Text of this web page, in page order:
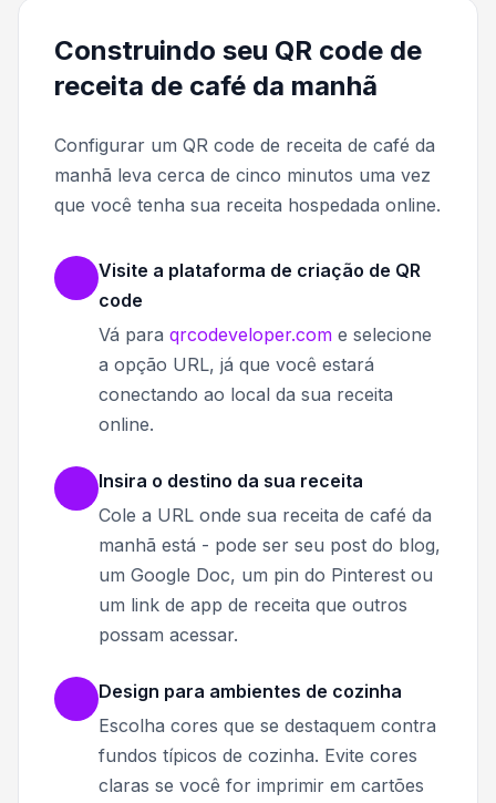
Construindo seu QR code de
receita de café da manhã
Configurar um QR code de receita de café da
manhã leva cerca de cinco minutos uma vez
que você tenha sua receita hospedada online.
Visite a plataforma de criação de QR
code
Vá para qrcodeveloper.com e selecione
a opção URL, já que você estará
conectando ao local da sua receita
online.
Insira o destino da sua receita
Cole a URL onde sua receita de café da
manhã está - pode ser seu post do blog,
um Google Doc, um pin do Pinterest ou
um link de app de receita que outros
possam acessar.
Design para ambientes de cozinha
Escolha cores que se destaquem contra
fundos típicos de cozinha. Evite cores
claras se você for imprimir em cartões